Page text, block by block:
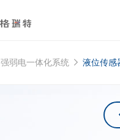
强弱电一体化系统 液位传感